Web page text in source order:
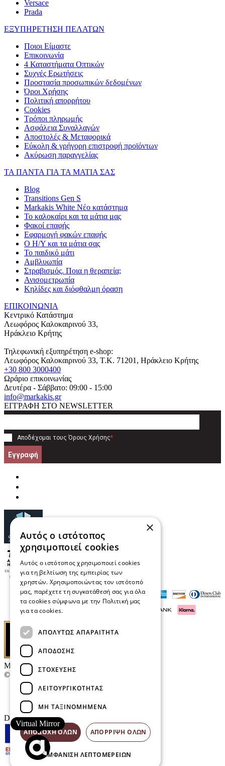
Versace
Prada
ΕΞΥΠΗΡΕΤΗΣΗ ΠΕΛΑΤΩΝ
Ποιοι Είμαστε
Επικοινωνία
4 Καταστήματα Οπτικών
Συχνές Ερωτήσεις
Προστασία προσωπικών δεδομένων
Όροι Χρήσης
Πολιτική απορρήτου
Cookies
Τρόποι πληρωμής
Ασφάλεια Συναλλαγών
Αποστολές & Μεταφορικά
Εύκολη & γρήγορη επιστροφή προϊόντων
Ακύρωση παραγγελίας
ΤΑ ΠΑΝΤΑ ΓΙΑ ΤΑ ΜΑΤΙΑ ΣΑΣ
Blog
Transitions Gen S
Markakis White Νέο κατάστημα
Το καλοκαίρι και τα μάτια μας
Φακοί επαφής
Εφαρμογή φακών επαφής
Ο Η/Υ και τα μάτια σας
Το παιδικό μάτι
Αμβλυωπία
Στραβισμός. Ποια η θεραπεία;
Ανισομετρωπία
Κηλίδες και διόφθαλμη όραση
ΕΠΙΚΟΙΝΩΝΙΑ
Κεντρικό Κατάστημα
Λεωφόρος Καλοκαιρινού 33,
Ηράκλειο Κρήτης
Τηλεφωνική εξυπηρέτηση e-shop:
Λεωφόρος Καλοκαιρινού 33, T.K. 71201, Ηράκλειο Κρήτης
+30 800 3000400
Ωράριο επικοινωνίας
Δευτέρα - Σάββατο: 09:00 - 15:00
info@markakis.gr
ΕΓΓΡΑΦΗ ΣΤΟ NEWSLETTER
Αποδέχομαι τους Όρους Χρήσης*
Εγγραφή
Μαρκάκης Οπτικά
© 2026
Επικοινωνία
E-Volution Awards
Designed & developed by
Virtual Mirror
×
Αυτός ο ιστότοπος
χρησιμοποιεί cookies
Αυτός ο ιστότοπος χρησιμοποιεί cookies
για τη βελτίωση της εμπειρίας των
χρηστών. Χρησιμοποιώντας τον ιστότοπό
μας, παρέχετε τη συγκατάθεσή σας για όλα
τα cookies σύμφωνα με την Πολιτική μας
για τα cookies.
ΑΠΟΛΎΤΩΣ ΑΠΑΡΑΊΤΗΤΑ
ΑΠΌΔΟΣΗΣ
ΣΤΌΧΕΥΣΗΣ
ΛΕΙΤΟΥΡΓΙΚΌΤΗΤΑΣ
ΜΗ ΤΑΞΙΝΟΜΗΜΈΝΑ
ΑΠΟΔΟΧΉ ΌΛΩΝ ΑΠΌΡΡΙΨΗ ΌΛΩΝ
ΕΜΦΆΝΙΣΗ ΛΕΠΤΟΜΕΡΕΙΏΝ